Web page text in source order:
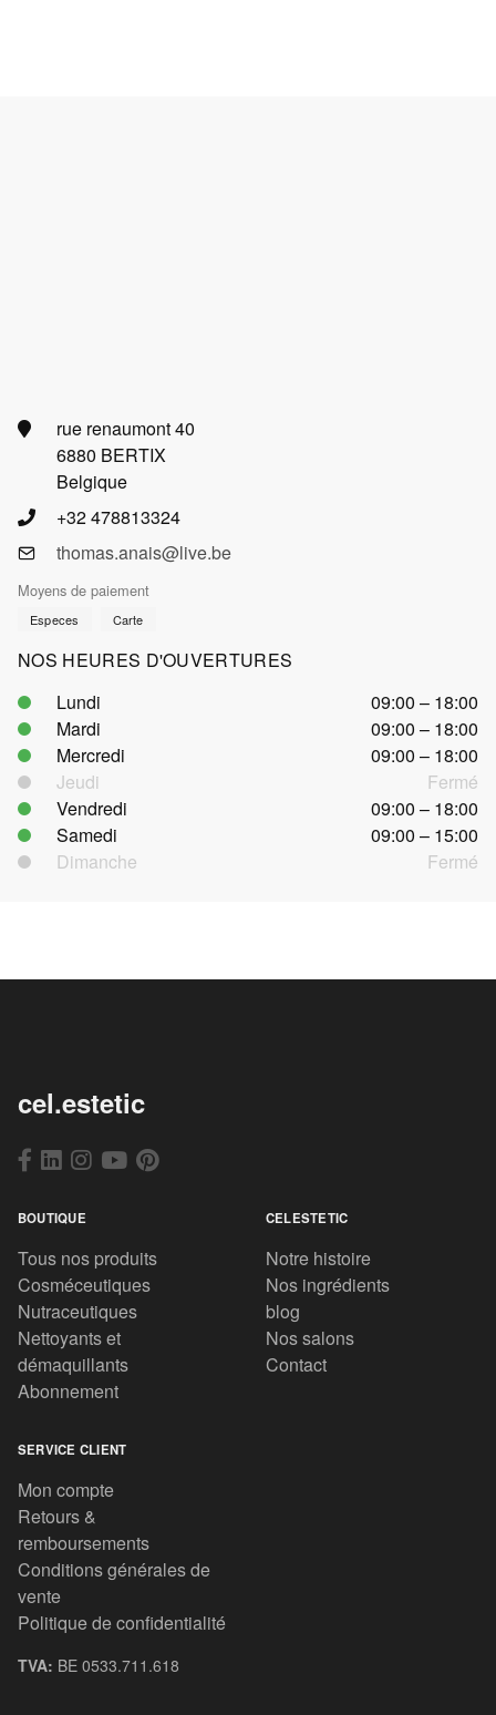
rue renaumont 40
6880 BERTIX
Belgique
+32 478813324
thomas.anais@live.be
Moyens de paiement
Especes Carte
NOS HEURES D'OUVERTURES
Lundi
09:00 – 18:00
Mardi
09:00 – 18:00
Mercredi
09:00 – 18:00
Jeudi
Fermé
Vendredi
09:00 – 18:00
Samedi
09:00 – 15:00
Dimanche
Fermé
cel.estetic
BOUTIQUE
Tous nos produits
Cosméceutiques
Nutraceutiques
Nettoyants et
démaquillants
Abonnement
CELESTETIC
Notre histoire
Nos ingrédients
blog
Nos salons
Contact
SERVICE CLIENT
Mon compte
Retours &
remboursements
Conditions générales de
vente
Politique de confidentialité
TVA: BE 0533.711.618